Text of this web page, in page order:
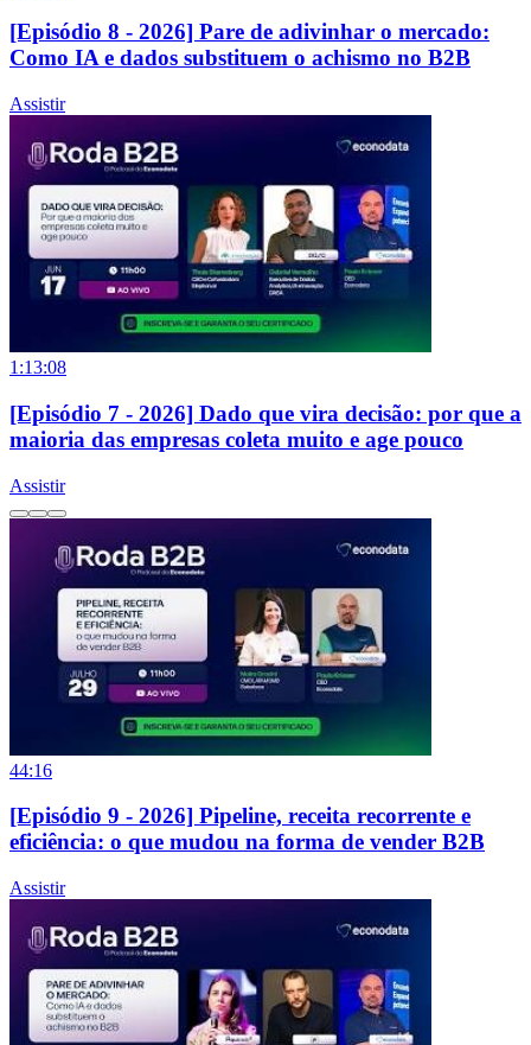
[Episódio 8 - 2026] Pare de adivinhar o mercado:
Como IA e dados substituem o achismo no B2B
Assistir
1:13:08
[Episódio 7 - 2026] Dado que vira decisão: por que a
maioria das empresas coleta muito e age pouco
Assistir
44:16
[Episódio 9 - 2026] Pipeline, receita recorrente e
eficiência: o que mudou na forma de vender B2B
Assistir